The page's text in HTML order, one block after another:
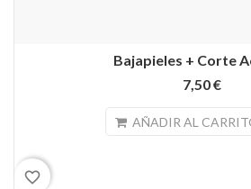
Bajapieles + Corte
7,50 €
AÑADIR AL
favorite_border